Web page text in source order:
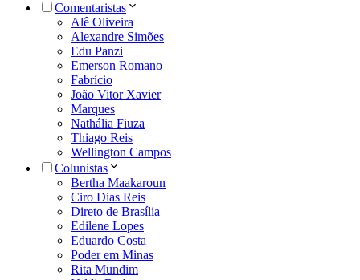
Comentaristas
Alê Oliveira
Alexandre Simões
Edu Panzi
Emerson Romano
Fabrício
João Vitor Xavier
Marques
Nathália Fiuza
Thiago Reis
Wellington Campos
Colunistas
Bertha Maakaroun
Ciro Dias Reis
Direto de Brasília
Edilene Lopes
Eduardo Costa
Poder em Minas
Rita Mundim